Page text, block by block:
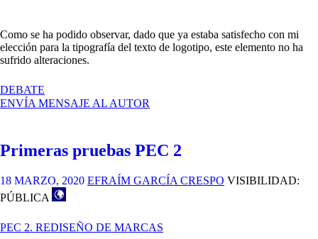
Como se ha podido observar, dado que ya estaba satisfecho con mi
elección para la tipografía del texto de logotipo, este elemento no ha
sufrido alteraciones.
DEBATE
NUEVAS
ENVÍA MENSAJE AL AUTOR
Primeras pruebas PEC 2
18 MARZO, 2020 EFRAÍM GARCÍA CRESPO VISIBILIDAD:
PÚBLICA
PEC 2. REDISEÑO DE MARCAS